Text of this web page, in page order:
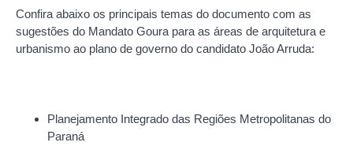
Confira abaixo os principais temas do documento com as
sugestões do Mandato Goura para as áreas de arquitetura e
urbanismo ao plano de governo do candidato João Arruda:
Planejamento Integrado das Regiões Metropolitanas do
Paraná